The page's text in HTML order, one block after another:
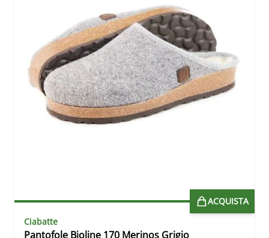
ACQUISTA
Ciabatte
Pantofole Bioline 170 Merinos Grigio